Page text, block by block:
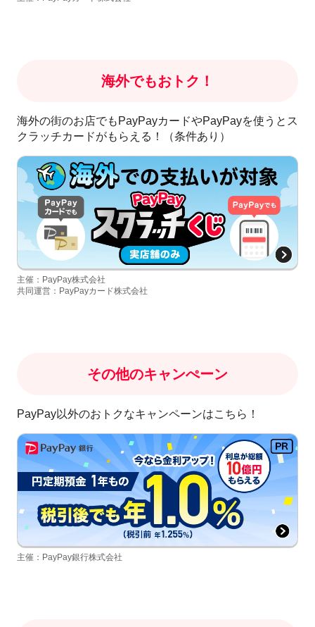
海外でもおトク！
海外の街のお店でもPayPayカードやPayPayを使うとス
クラッチカードがもらえる！（条件あり）
主催：PayPay株式会社
共同運営：PayPayカード株式会社
その他のキャンぺーン
PayPay以外のおトクなキャンペーンはこちら！
主催：PayPay銀行株式会社